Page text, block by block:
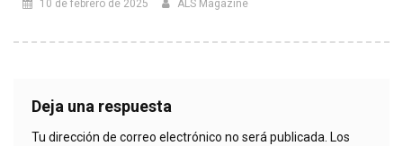
10 de febrero de 2025 ALS Magazine
Deja una respuesta
Tu dirección de correo electrónico no será publicada. Los